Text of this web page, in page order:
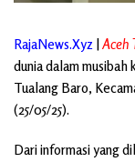
RajaNews.Xyz |Aceh
dunia dalam musibah
Tualang Baro,
(25/05/25).
Dari informasi yang